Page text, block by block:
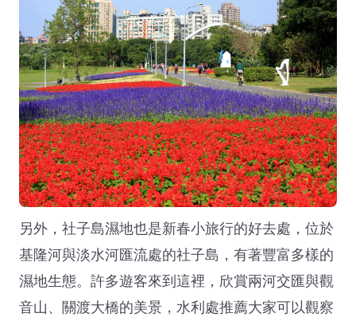
另外，社子島濕地也是新春小旅行的好去處，位於
基隆河與淡水河匯流處的社子島，有著豐富多樣的
濕地生態。許多遊客來到這裡，欣賞兩河交匯與觀
音山、關渡大橋的美景，水利處推薦大家可以觀察